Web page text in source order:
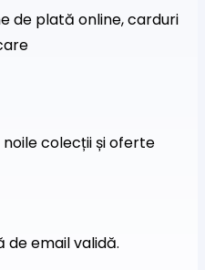
de plată online, carduri
colecții și oferte
de email validă.